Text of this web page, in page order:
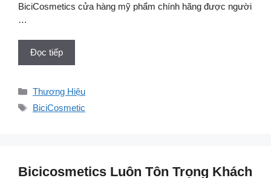
BiciCosmetics cửa hàng mỹ phẩm chính hãng được người
…
Đọc tiếp
Danh
mục
Thương Hiệu
Thẻ
BiciCosmetic
Bicicosmetics Luôn Tôn Trọng Khách